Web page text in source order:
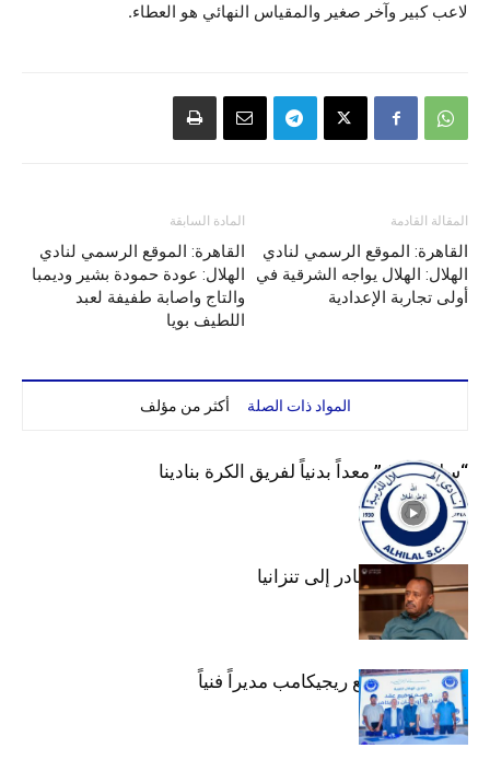
لاعب كبير وآخر صغير والمقياس النهائي هو العطاء.
المادة السابقة
القاهرة: الموقع الرسمي لنادي
الهلال: عودة حمودة بشير وديمبا
والتاج واصابة طفيفة لعبد
اللطيف بويا
المقالة القادمة
القاهرة: الموقع الرسمي لنادي
الهلال: الهلال يواجه الشرقية في
أولى تجاربة الإعدادية
المواد ذات الصلة أكثر من مؤلف
“سليم لبرق” معداً بدنياً لفريق الكرة بنادينا
عبد المهيمن يغادر إلى تنزانيا
الهلال يتعاقد مع ريجيكامب مديراً فنياً